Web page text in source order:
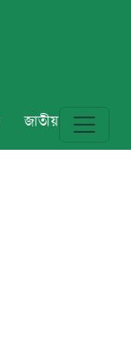
জাতীয় বিশ্ব